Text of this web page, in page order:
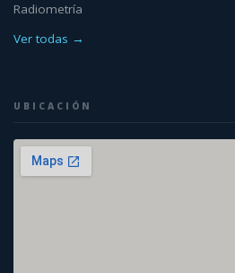
Radiometría
Ver todas →
UBICACIÓN